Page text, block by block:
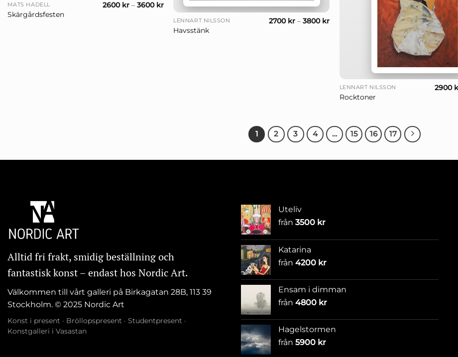
MATS HÅDELL
Skärgårdsfesten
2600 kr– 3600 kr
LENNART NILSSON
Havsstänk
2700 kr –3800 kr
LENNART NILSSON
Rocktoner
2900
1 2 3 4 … 15 16 17
Alltid fri frakt, smidig beställning och
fantastisk konst – endast hos Nordic Art.
Välkommen till vårt galleri på Birkagatan 28B, 113 39
Stockholm. © 2025 Nordic Art
Konst i present · Bröllopspresent · Studentpresent ·
Konstgalleri i Vasastan
Uteliv
från 3500 kr
Katarina
från 4200 kr
Ensam i dimman
från 4800 kr
Hagelstormen
från 5900 kr